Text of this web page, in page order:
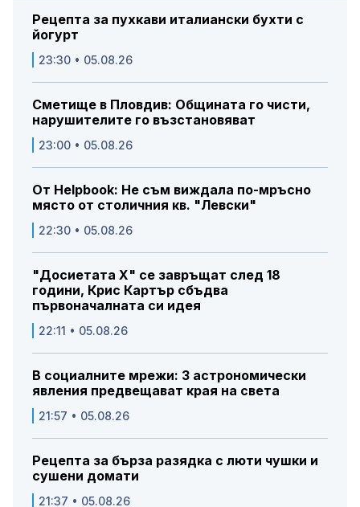
Рецепта за пухкави италиански бухти с
йогурт
23:30 • 05.08.26
Сметище в Пловдив: Общината го чисти,
нарушителите го възстановяват
23:00 • 05.08.26
От Helpbook: Не съм виждала по-мръсно
място от столичния кв. "Левски"
22:30 • 05.08.26
"Досиетата Х" се завръщат след 18
години, Крис Картър сбъдва
първоначалната си идея
22:11 • 05.08.26
В социалните мрежи: 3 астрономически
явления предвещават края на света
21:57 • 05.08.26
Рецепта за бърза разядка с люти чушки и
сушени домати
21:37 • 05.08.26